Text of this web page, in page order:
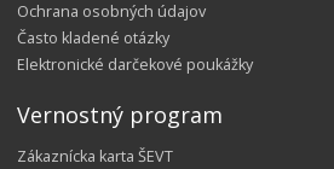
Ochrana osobných údajov
Často kladené otázky
Elektronické darčekové poukážky
Vernostný program
Zákaznícka karta ŠEVT